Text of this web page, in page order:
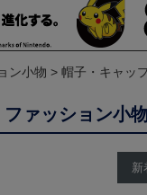
ン小物 帽子・キャッ
ファッション小